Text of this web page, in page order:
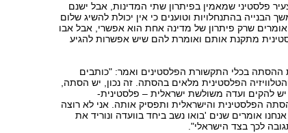
צעיר פלסטיני שמאמין בפיתרון שתי המדינות, אבל ישנם
הבנייה בהתנחלויות וטוענים כי אין יכולת להשיג שלום
שרק פיתרון של מדינה אחת הוא אפשרי, אבל אבו
מתקנת אותם ואומרת להם שיש אפשרות להגיע
ההסתה בכלי התקשורת הפלסטינים ואמר: "כותבים
הפלסטינית מלאים בהסתה. זה נכון, יש הסתה,
יש להקים ועדה משולשת ישראלית – פלסטינית-
הפלסטינית והישראלית ותפסיק אותה. אני לא רוצה
אומרים שנים 'בואו נשב ביחד בוועדה ונוריד את
לכך בצד הישראלי".